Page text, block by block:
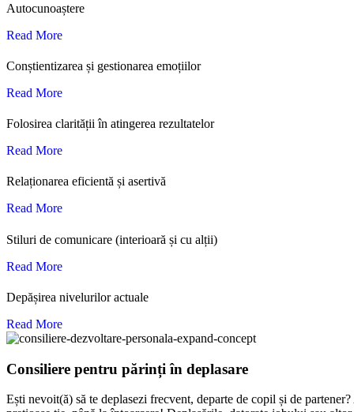
Autocunoaștere
Read More
Conștientizarea și gestionarea emoțiilor
Read More
Folosirea clarității în atingerea rezultatelor
Read More
Relaționarea eficientă și asertivă
Read More
Stiluri de comunicare (interioară și cu alții)
Read More
Depășirea nivelurilor actuale
Read More
Consiliere pentru părinți în deplasare
Ești nevoit(ă) să te deplasezi frecvent, departe de copil și de